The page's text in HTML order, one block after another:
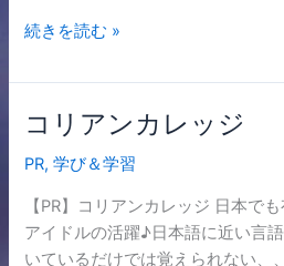
続きを読む »
コリアンカレッジ
PR,学び＆学習
【PR】コリアンカレッジ 日本で
アイドルの活躍♪日本語に近い言
いているだけでは覚えられない、
コ
ア
ン
カ
レ